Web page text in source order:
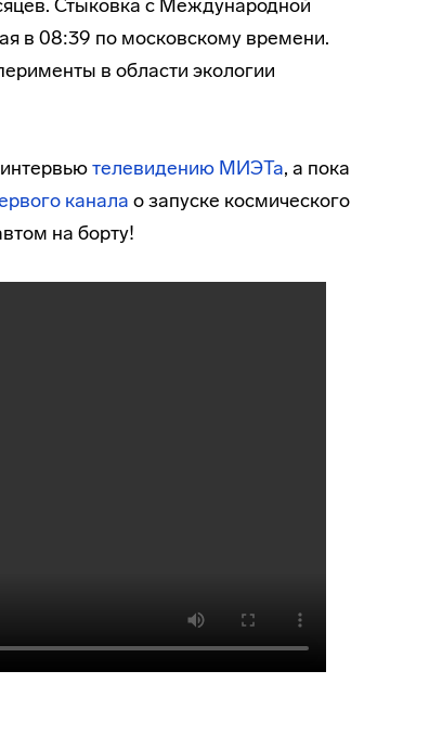
Стыковка с Международной
в 08:39 по московскому времени.
в области экологии
телевидению МИЭТа, а пока
канала о запуске космического
на борту!